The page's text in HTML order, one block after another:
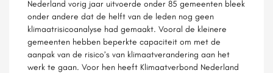
Nederland vorig jaar uitvoerde onder 85 gemeenten bleek
onder andere dat de helft van de leden nog geen
klimaatrisicoanalyse had gemaakt. Vooral de kleinere
gemeenten hebben beperkte capaciteit om met de
aanpak van de risico’s van klimaatverandering aan het
werk te gaan. Voor hen heeft Klimaatverbond Nederland